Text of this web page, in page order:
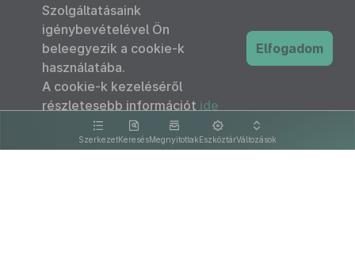
SzerkezetKeresésMegnyitottakEszköztárVáltozások
Szolgáltatásaink
igénybevételével Ön
beleegyezik a cookie-k
használatába.
A cookie-k kezeléséről
részletesebb információt ide
kattintva olvashat.
Elfogadom